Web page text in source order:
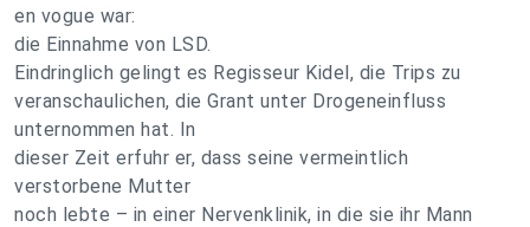
en vogue war:
die Einnahme von LSD.
Eindringlich gelingt es Regisseur Kidel, die Trips zu
veranschaulichen, die Grant unter Drogeneinfluss
unternommen hat. In
dieser Zeit erfuhr er, dass seine vermeintlich
verstorbene Mutter
noch lebte – in einer Nervenklinik, in die sie ihr Mann